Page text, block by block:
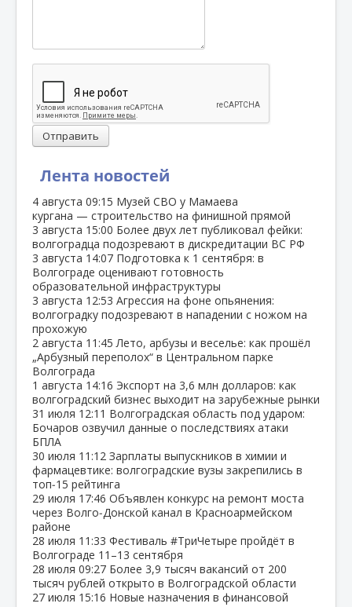
Лента новостей
4 августа 09:15 Музей СВО у Мамаева
кургана — строительство на финишной прямой
3 августа 15:00 Более двух лет публиковал фейки:
волгоградца подозревают в дискредитации ВС РФ
3 августа 14:07 Подготовка к 1 сентября: в
Волгограде оценивают готовность
образовательной инфраструктуры
3 августа 12:53 Агрессия на фоне опьянения:
волгоградку подозревают в нападении с ножом на
прохожую
2 августа 11:45 Лето, арбузы и веселье: как прошёл
„Арбузный переполох“ в Центральном парке
Волгограда
1 августа 14:16 Экспорт на 3,6 млн долларов: как
волгоградский бизнес выходит на зарубежные рынки
31 июля 12:11 Волгоградская область под ударом:
Бочаров озвучил данные о последствиях атаки
БПЛА
30 июля 11:12 Зарплаты выпускников в химии и
фармацевтике: волгоградские вузы закрепились в
топ‑15 рейтинга
29 июля 17:46 Объявлен конкурс на ремонт моста
через Волго‑Донской канал в Красноармейском
районе
28 июля 11:33 Фестиваль #ТриЧетыре пройдёт в
Волгограде 11–13 сентября
28 июля 09:27 Более 3,9 тысяч вакансий от 200
тысяч рублей открыто в Волгоградской области
27 июля 15:16 Новые назначения в финансовой
Отправить